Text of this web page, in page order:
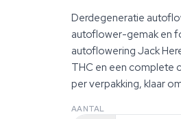
Derdegeneratie
autoflower-gemak en
autoflowering Jack
THC en een complete
per verpakking, klaar
AANTAL